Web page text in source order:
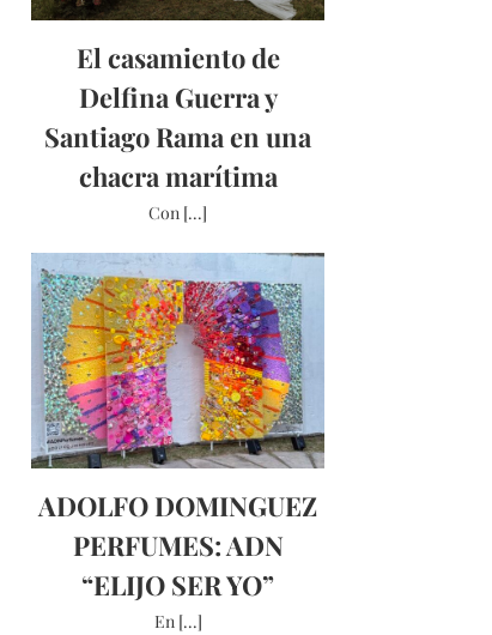
El casamiento de
Delfina Guerra y
Santiago Rama en una
chacra marítima
Con [...]
ADOLFO DOMINGUEZ
PERFUMES: ADN
“ELIJO SER YO”
En [...]